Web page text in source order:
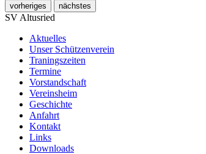
vorheriges nächstes
SV Altusried
Aktuelles
Unser Schützenverein
Traningszeiten
Termine
Vorstandschaft
Vereinsheim
Geschichte
Anfahrt
Kontakt
Links
Downloads